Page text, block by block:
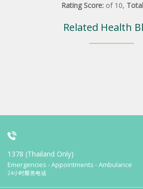
Rating Score: of 10,
Related Health
1378 (Thailand Only)
Emergencies - Appointments - Ambulance
24小时服务电话